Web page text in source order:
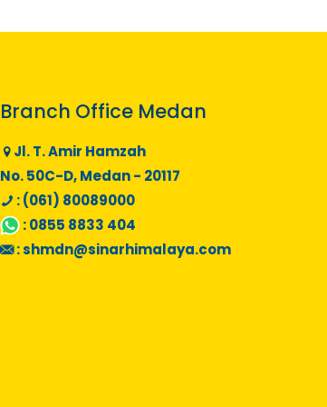
Branch Office Medan
Jl. T. Amir Hamzah
No. 50C-D, Medan - 20117
: (061) 80089000
:0855 8833 404
:shmdn@sinarhimalaya.com